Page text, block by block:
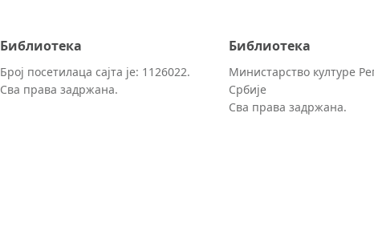
Библиотека
Број посетилаца сајта је: 1126022.
Сва права задржана.
Библиотека
Министарство културе
Србије
Сва права задржана.